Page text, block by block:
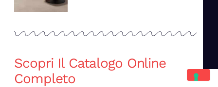
Scopri Il Catalogo Online
Completo